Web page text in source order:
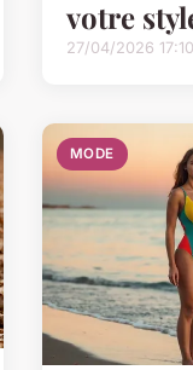
votre
27/04/2026 17:10
MODE